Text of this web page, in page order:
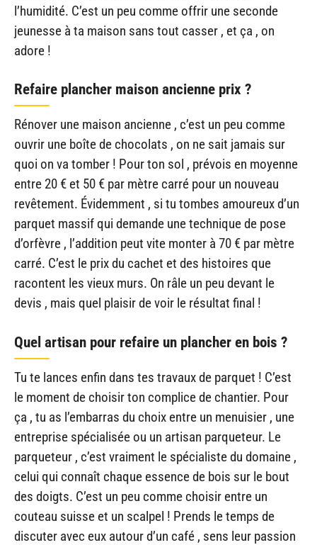
l’humidité. C’est un peu comme offrir une seconde
jeunesse à ta maison sans tout casser , et ça , on
adore !
Refaire plancher maison ancienne prix ?
Rénover une maison ancienne , c’est un peu comme
ouvrir une boîte de chocolats , on ne sait jamais sur
quoi on va tomber ! Pour ton sol , prévois en moyenne
entre 20 € et 50 € par mètre carré pour un nouveau
revêtement. Évidemment , si tu tombes amoureux d’un
parquet massif qui demande une technique de pose
d’orfèvre , l’addition peut vite monter à 70 € par mètre
carré. C’est le prix du cachet et des histoires que
racontent les vieux murs. On râle un peu devant le
devis , mais quel plaisir de voir le résultat final !
Quel artisan pour refaire un plancher en bois ?
Tu te lances enfin dans tes travaux de parquet ! C’est
le moment de choisir ton complice de chantier. Pour
ça , tu as l’embarras du choix entre un menuisier , une
entreprise spécialisée ou un artisan parqueteur. Le
parqueteur , c’est vraiment le spécialiste du domaine ,
celui qui connaît chaque essence de bois sur le bout
des doigts. C’est un peu comme choisir entre un
couteau suisse et un scalpel ! Prends le temps de
discuter avec eux autour d’un café , sens leur passion